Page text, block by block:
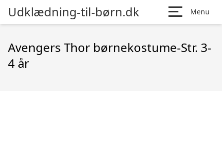
Udklædning-til-børn.dk Menu
Avengers Thor børnekostume-Str. 3-
4 år